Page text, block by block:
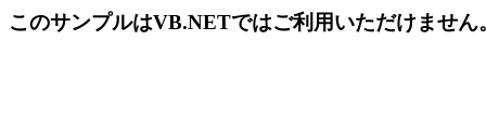
このサンプルはVB.NETではご利用いただけませ